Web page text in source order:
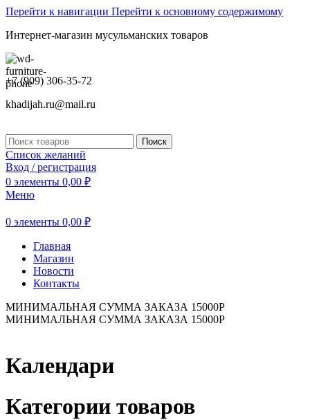
Перейти к навигации Перейти к основному содержимому
Интернет-магазин мусульманских товаров
+7 (909) 306-35-72
khadijah.ru@mail.ru
Поиск
Список желаний
Вход / регистрация
0 элементы 0,00 ₽
Меню
0 элементы 0,00 ₽
Главная
Магазин
Новости
Контакты
МИНИМАЛЬНАЯ СУММА ЗАКАЗА 15000Р
МИНИМАЛЬНАЯ СУММА ЗАКАЗА 15000Р
Календари
Категории товаров